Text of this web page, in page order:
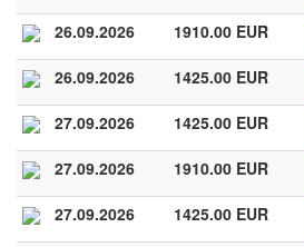
26.09.2026 1910.00 EUR
26.09.2026 1425.00 EUR
27.09.2026 1425.00 EUR
27.09.2026 1910.00 EUR
27.09.2026 1425.00 EUR